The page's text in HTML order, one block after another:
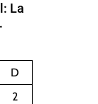
D
2